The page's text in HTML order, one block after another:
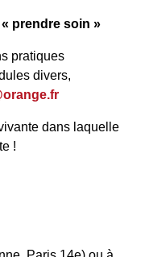
prendre soin »
pratiques
divers,
dans laquelle
!